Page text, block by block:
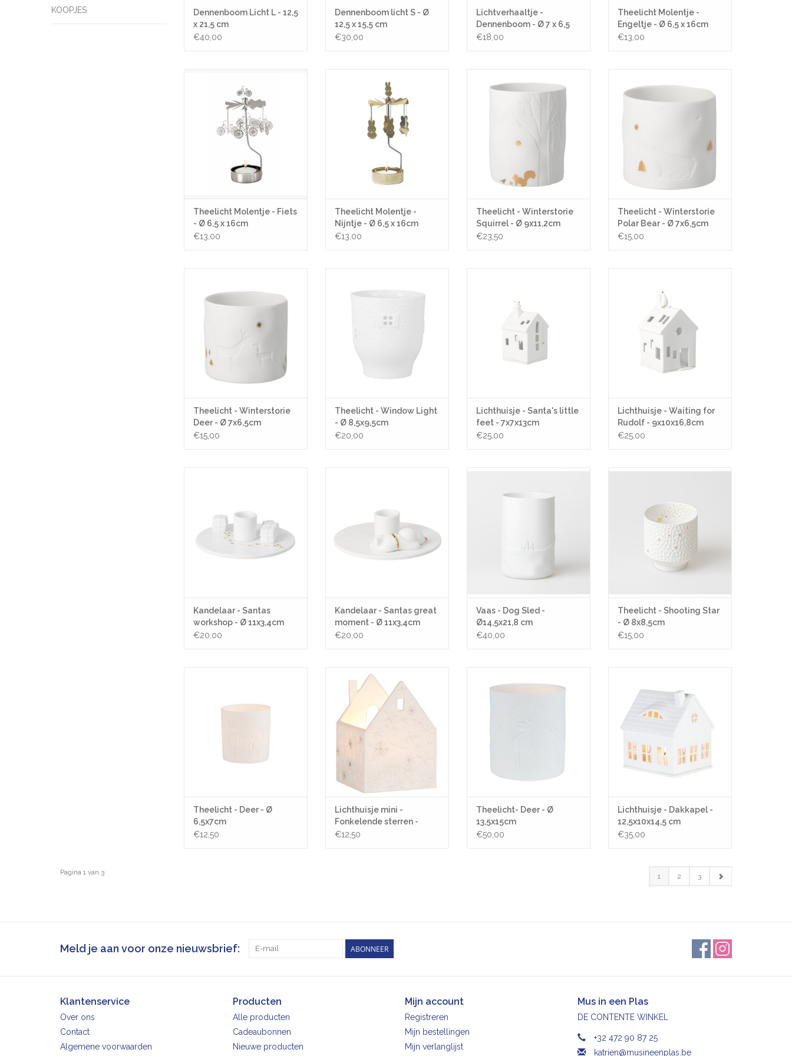
KOOPJES
Dennenboom Licht L - 12,5
x 21,5 cm
€40,00
Dennenboom licht S - Ø
12,5 x 15,5 cm
€30,00
Lichtverhaaltje -
Dennenboom - Ø 7 x 6,5
cm
€18,00
Theelicht Molentje -
Engeltje - Ø 6,5 x 16cm
€13,00
16cm
TOEVOEGEN AAN WINKELWAGEN
Theelicht Molentje - Fiets
- Ø 6,5 x 16cm
€13,00
x 16cm
TOEVOEGEN AAN WINKELWAGEN
Theelicht Molentje -
Nijntje - Ø 6,5 x 16cm
€13,00
TOEVOEGEN AAN WINKELWAGEN
Theelicht - Winterstorie
Squirrel - Ø 9x11,2cm
€23,50
- Ø 7x6,5cm
Theelicht - Winterstorie
Polar Bear - Ø 7x6,5cm
€15,00
TOEVOEGEN AAN WINKELWAGEN
Theelicht - Winterstorie
Deer - Ø 7x6,5cm
€15,00
Theelicht - Window Light
- Ø 8,5x9,5cm
€20,00
TOEVOEGEN AAN WINKELWAGEN
Lichthuisje - Santa's little
feet - 7x7x13cm
€25,00
TOEVOEGEN AAN WINKELWAGEN
Lichthuisje - Waiting for
Rudolf - 9x10x16,8cm
€25,00
Kandelaar - Santas
workshop - Ø 11x3,4cm
€20,00
Kandelaar - Santas great
moment - Ø 11x3,4cm
€20,00
TOEVOEGEN AAN WINKELWAGEN
Vaas - Dog Sled -
Ø14,5x21,8 cm
€40,00
Theelicht - Shooting Star - Ø
TOEVOEGEN AAN WINKELWAGEN
Theelicht - Shooting Star
- Ø 8x8,5cm
€15,00
Theelicht - Deer - Ø
6,5x7cm
€12,50
Lichthuisje mini - Fonkelende
sterren - 5x5x7cm
TOEVOEGEN AAN WINKELWAGEN
Lichthuisje mini -
Fonkelende sterren -
5x5x7cm
€12,50
TOEVOEGEN AAN WINKELWAGEN
Theelicht- Deer - Ø
13,5x15cm
€50,00
TOEVOEGEN AAN WINKELWAGEN
Lichthuisje - Dakkapel -
12,5x10x14,5 cm
€35,00
Pagina 1 van 3 1 2 3
Meld je aan voor onze nieuwsbrief: ABONNEER
Klantenservice
Over ons
Contact
Algemene voorwaarden
Producten
Alle producten
Cadeaubonnen
Nieuwe producten
Mijn account
Registreren
Mijn bestellingen
Mijn verlanglijst
Mus in een Plas
DE CONTENTE WINKEL
+32 472 90 87 25
katrien@musineenplas.be